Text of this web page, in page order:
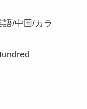
/中国/カラ